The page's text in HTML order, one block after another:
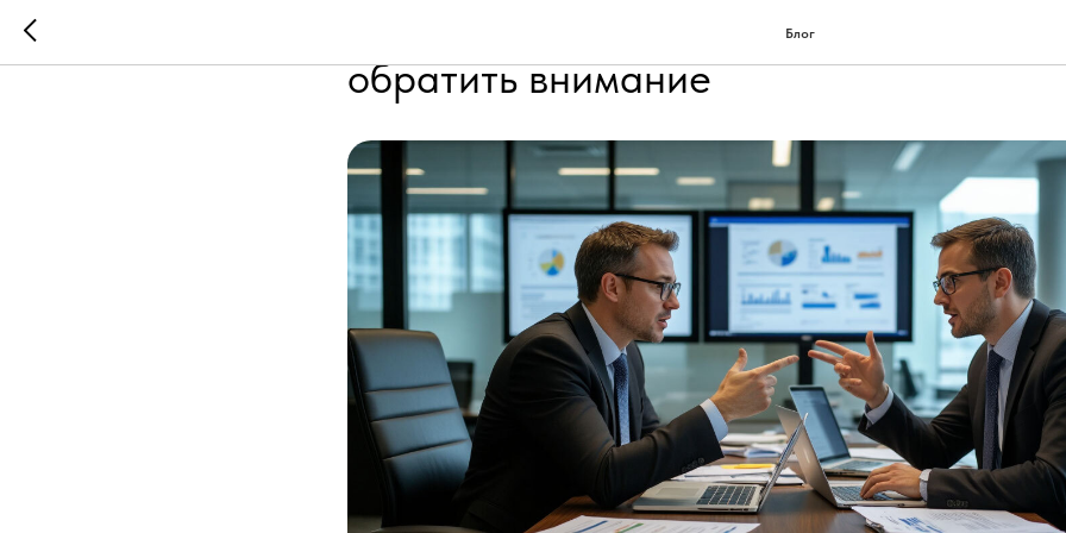
Блог
Выбор органа по сертификации: на
обратить внимание